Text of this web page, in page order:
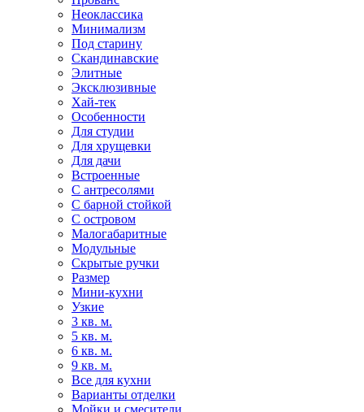
Неоклассика
Минимализм
Под старину
Скандинавские
Элитные
Эксклюзивные
Хай-тек
Особенности
Для студии
Для хрущевки
Для дачи
Встроенные
С антресолями
С барной стойкой
С островом
Малогабаритные
Модульные
Скрытые ручки
Размер
Мини-кухни
Узкие
3 кв. м.
5 кв. м.
6 кв. м.
9 кв. м.
Все для кухни
Варианты отделки
Мойки и смесители